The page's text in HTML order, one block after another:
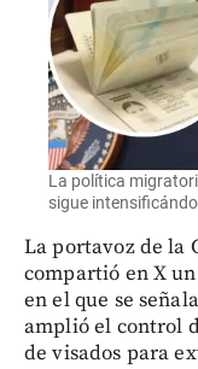
La política
sigue
La portavoz de la
compartió en X
en el que se
amplió el control
de visados para